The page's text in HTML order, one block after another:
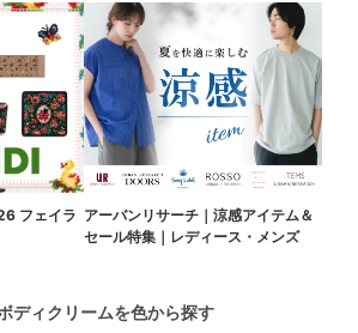
フェイラ アーバンリサーチ｜涼感アイテム＆
セール特集｜レディース・メンズ
ディクリームを色から探す